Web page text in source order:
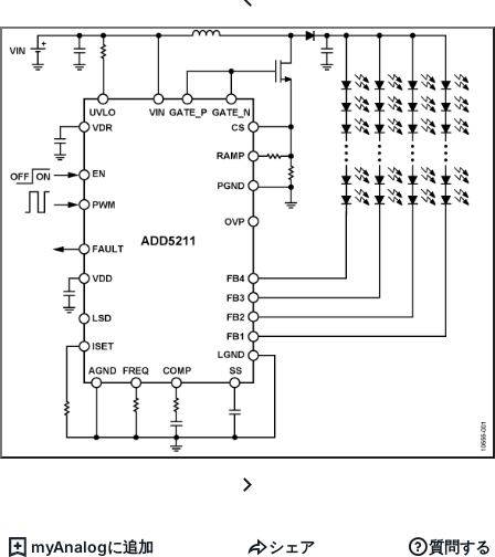
myAnalogに追加 シェア 質問する